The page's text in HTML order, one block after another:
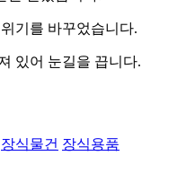
기를 바꾸었습니다.
있어 눈길을 끕니다.
장식물건 장식용품